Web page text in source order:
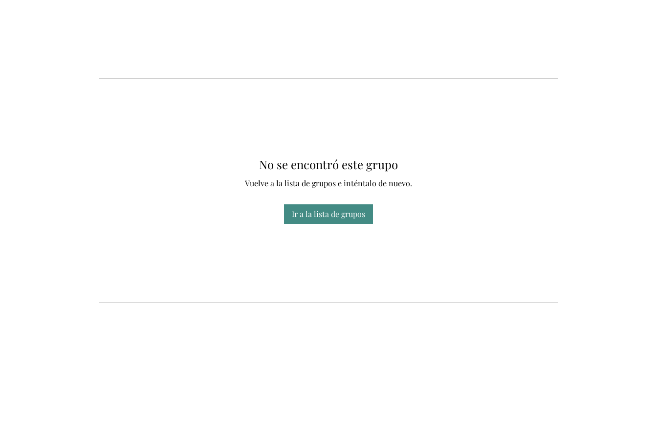
No se encontró este grupo
Vuelve a la lista de grupos e inténtalo de nuevo.
Ir a la lista de grupos